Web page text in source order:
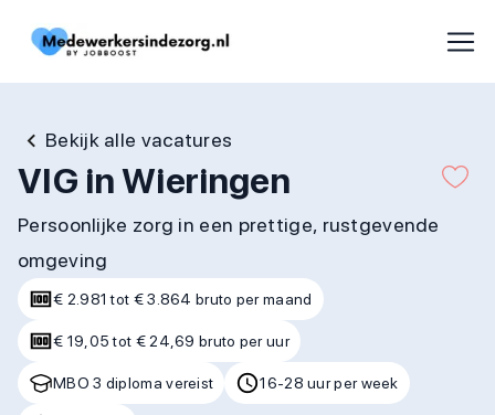
Bekijk alle vacatures
VIG in Wieringen
Persoonlijke zorg in een prettige, rustgevende
omgeving
€ 2.981 tot € 3.864 bruto per maand
€ 19,05 tot € 24,69 bruto per uur
MBO 3 diploma vereist 16-28 uur per week